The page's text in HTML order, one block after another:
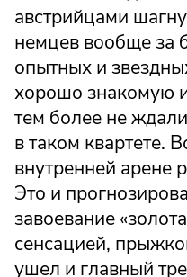
австрийцами
немцев вообще за
опытных и
хорошо знакомую
тем более не
в таком квартете.
внутренней арене
Это и
завоевание
сенсацией,
ушел и главный